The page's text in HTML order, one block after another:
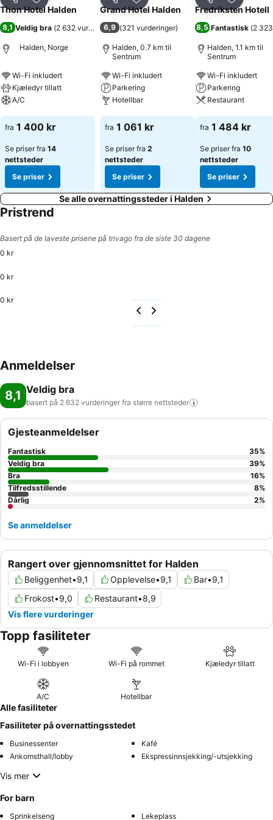
Del Legg til i favoritter
Thon Hotel Halden
8,1 Veldig bra (2 632 vurderinger )
Halden, Norge
Wi-Fi inkludert
Kjæledyr tillatt
A/C
Se priser
fra 1 400 kr
Se priser fra 14
nettsteder
Se priser
Del Legg til i favoritter
Grand Hotel Halden
6,9 (321 vurderinger)
Halden, 0.7 km til
Sentrum
Wi-Fi inkludert
Parkering
Hotellbar
Se priser
fra 1 061 kr
Se priser fra 2
nettsteder
Se priser
Del Legg til
Fredriksten Hotell
8,5 Fantastisk (2
Halden, 1.1 km til
Sentrum
Wi-Fi inkludert
Parkering
Restaurant
Se priser
fra 1 484 kr
Se priser fra 10
nettsteder
Se priser
Se alle overnattingssteder i Halden
Pristrend
Basert på de laveste prisene på trivago fra de siste 30 dagene
0 kr
0 kr
0 kr
Anmeldelser
8,1 Veldig bra
basert på 2 632 vurderinger fra større nettsteder
Rangert over gjennomsnittet for Halden
Beliggenhet•9,1 Opplevelse•9,1 Bar•9,1
Frokost•9,0 Restaurant•8,9
Vis flere vurderinger
Gjesteanmeldelser
Fantastisk 35%
Veldig bra
39%
Bra
16%
Tilfredsstillende
8%
Dårlig
2%
Se anmeldelser
Topp fasiliteter
Wi-Fi i lobbyen Wi-Fi på rommet Kjæledyr tillatt
A/C Hotellbar
Alle fasiliteter
Fasiliteter på overnattingsstedet
Businessenter
Kafé
Ankomsthall/lobby
Ekspressinnsjekking/-utsjekking
Vis mer
For barn
Sprinkelseng Lekeplass